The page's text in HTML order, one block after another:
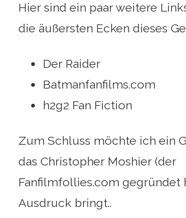
Hier sind ein paar weitere
die äußersten Ecken dieses
Der Raider
Batmanfanfilms.com
h2g2 Fan Fiction
Zum Schluss möchte ich ein
das Christopher Moshier (der
Fanfilmfollies.com gegründet
Ausdruck bringt..